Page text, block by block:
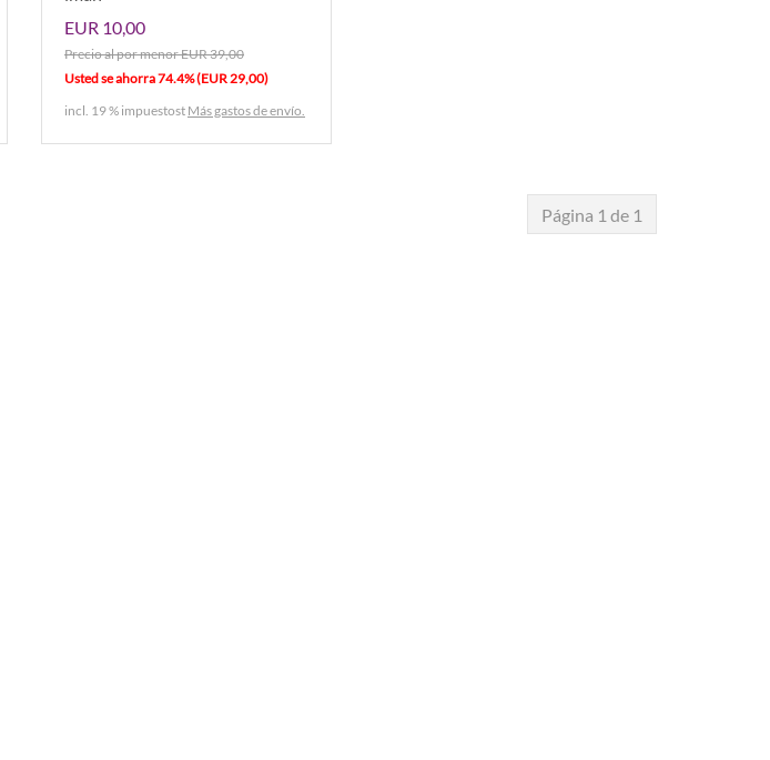
EUR 10,00
Precio al por menor EUR 39,00
Usted se ahorra 74.4% (EUR 29,00)
incl. 19 % impuestost Más gastos de envío.
Página 1 de 1